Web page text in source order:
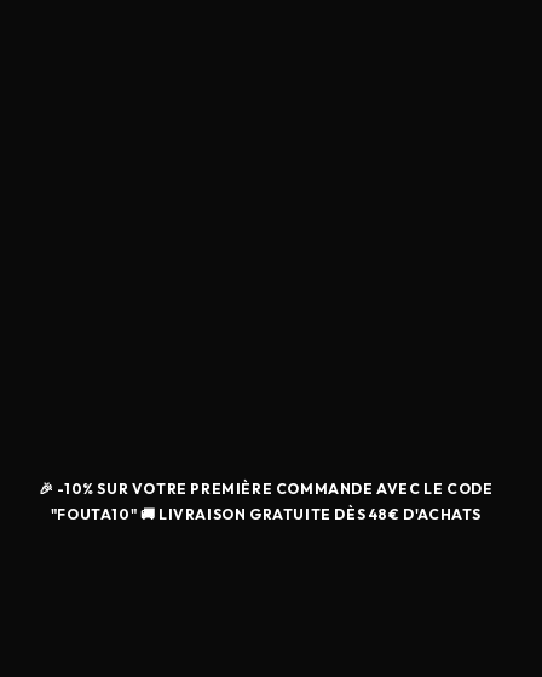
🎉 -10% SUR VOTRE PREMIÈRE COMMANDE AVEC LE CODE
"FOUTA10" 🚚 LIVRAISON GRATUITE DÈS 48€ D'ACHATS